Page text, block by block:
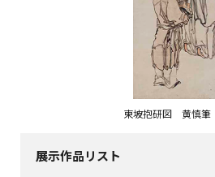
東坡抱研図 黄慎
展示作品リスト